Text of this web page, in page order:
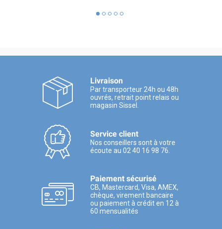
Livraison
Par transporteur 24h ou 48h
ouvrés, retrait point relais ou
magasin Sissel.
Service client
Nos conseillers sont à votre
écoute au 02 40 16 98 76.
Paiement sécurisé
CB, Mastercard, Visa, AMEX,
chèque, virement bancaire
ou paiement à crédit en 12 à
60 mensualités